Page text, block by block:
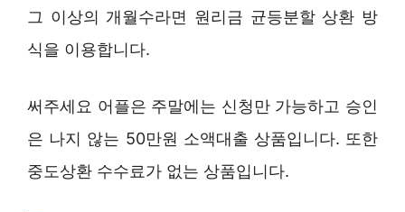
그 이상의 개월수라면 원리금 균등분할 상환 방
식을 이용합니다.
써주세요 어플은 주말에는 신청만 가능하고 승인
은 나지 않는 50만원 소액대출 상품입니다. 또한
중도상환 수수료가 없는 상품입니다.